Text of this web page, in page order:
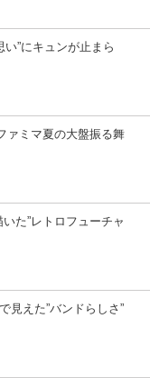
”にキュンが止まら
ァミマ夏の大盤振る舞
た”レトロフューチャ
見えた”バンドらしさ”